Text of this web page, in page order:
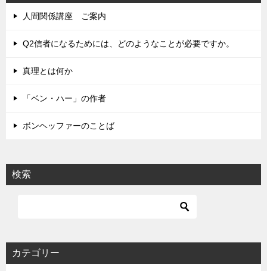
ゲ
ー
シ
人間関係講座 ご案内
Q2信者になるためには、どのようなことが必要ですか。
真理とは何か
「ベン・ハー」の作者
ボンヘッファーのことば
検索
カテゴリー